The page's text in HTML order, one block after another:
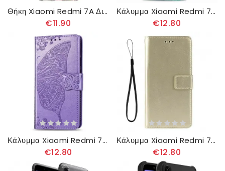
Θήκη Xiaomi Redmi 7A Διαφανής Ανεμιστήρας Ντόνατ
€11.90
Κάλυμμα Xiaomi Redmi 7A Μάνταλα Κυρ
€12.80
Κάλυμμα Xiaomi Redmi 7A Μισές Πεταλούδες
€12.80
Κάλυμμα Xiaomi Redmi 7A Λαμπερό Συνθετικό Δέρμα
€12.80